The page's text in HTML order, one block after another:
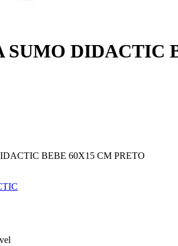
SUMO DIDACTIC
BEBE 60X15 CM PRETO